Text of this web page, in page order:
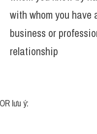
with whom you have
business or
relationship
lưu ý: